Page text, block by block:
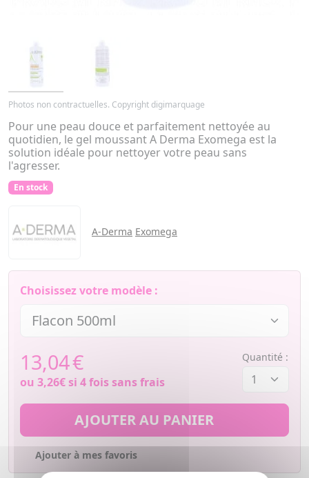
Photos non contractuelles. Copyright digimarquage
Pour une peau douce et parfaitement nettoyée au
quotidien, le gel moussant A Derma Exomega est la
solution idéale pour nettoyer votre peau sans
l'agresser.
En stock
A-Derma Exomega
Choisissez votre modèle :
13,04€
ou 3,26€si 4 fois sans frais
Quantité :
AJOUTER AU PANIER
Ajouter à mes favoris